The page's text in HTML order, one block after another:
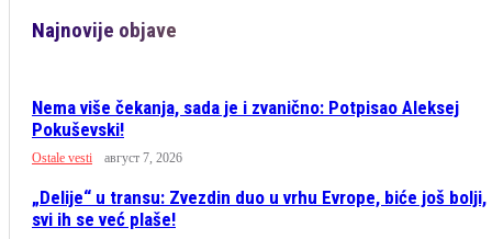
Najnovije objave
Nema više čekanja, sada je i zvanično: Potpisao Aleksej
Pokuševski!
Ostale vesti август 7, 2026
„Delije“ u transu: Zvezdin duo u vrhu Evrope, biće još bolji,
svi ih se već plaše!